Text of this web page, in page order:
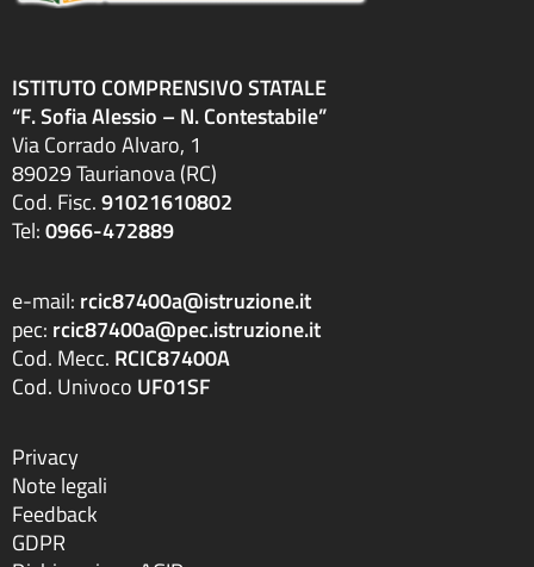
ISTITUTO COMPRENSIVO STATALE
“F. Sofia Alessio – N. Contestabile”
Via Corrado Alvaro, 1
89029 Taurianova (RC)
Cod. Fisc.91021610802
Tel:0966-472889
e-mail: rcic87400a@istruzione.it
pec: rcic87400a@pec.istruzione.it
Cod. Mecc. RCIC87400A
Cod. Univoco UF01SF
Privacy
Note legali
Feedback
GDPR